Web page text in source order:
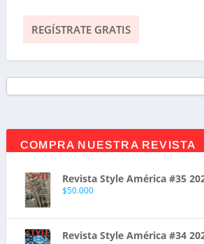
COMPRA NUESTRA REVISTA
Revista Style América #35
$50.000
Revista Style América #34